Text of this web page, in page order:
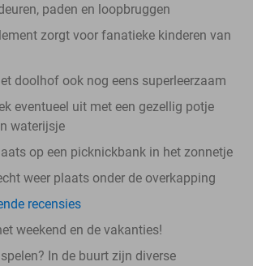
paden en loopbruggen
zorgt voor fanatieke kinderen van
doolhof ook nog eens superleerzaam
eventueel uit met een gezellig potje
waterijsje
op een picknickbank in het zonnetje
weer plaats onder de overkapping
recensies
weekend en de vakanties!
In de buurt zijn diverse